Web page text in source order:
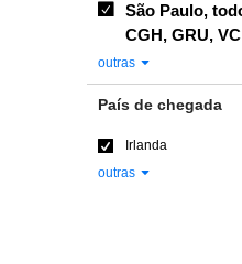
São Paulo,
CGH, GRU,
outras
País de chegada
Irlanda
outras